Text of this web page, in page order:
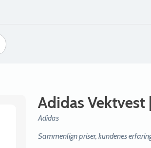
Adidas Vektvest
Adidas
Sammenlign priser, kundenes